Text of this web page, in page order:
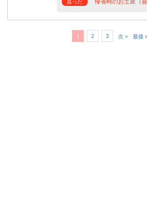
貰った
1 2 3 次 > 最後